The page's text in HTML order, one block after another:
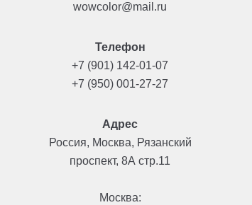
wowcolor@mail.ru
Телефон
+7 (901) 142-01-07
+7 (950) 001-27-27
Адрес
Россия, Москва, Рязанский
проспект, 8А стр.11
Москва: